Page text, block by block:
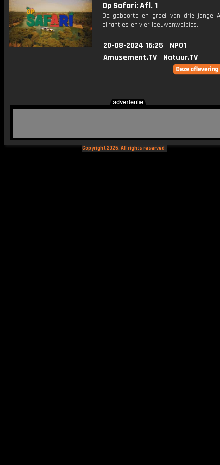
Op Safari: Afl. 1
De geboorte en groei van drie jonge
olifantjes en vier leeuwenwelpjes.
20-08-2024 16:25
NPO1
Amusement.TV
Natuur.TV
Copyright 2026. All rights reserved.